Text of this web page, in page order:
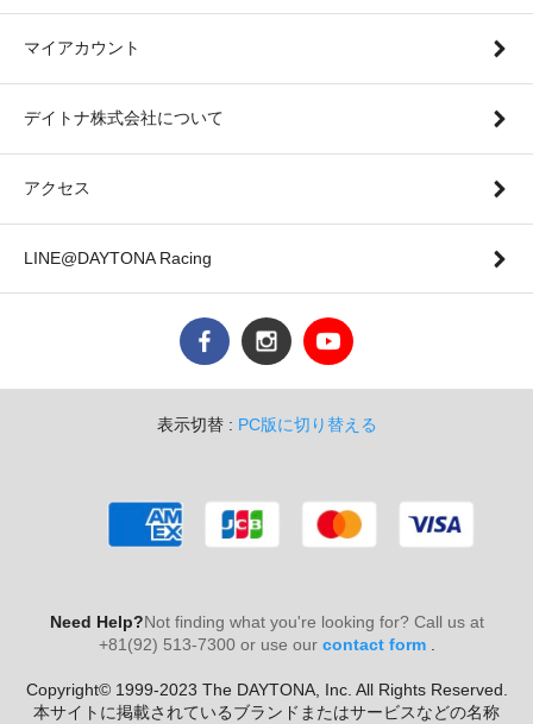
マイアカウント
デイトナ株式会社について
アクセス
LINE@DAYTONA Racing
表示切替 : PC版に切り替える
Need Help?Not finding what you're looking for? Call us at
+81(92) 513-7300 or use our contact form.
Copyright© 1999-2023 The DAYTONA, Inc. All Rights Reserved.
本サイトに掲載されているブランドまたはサービスなどの名称